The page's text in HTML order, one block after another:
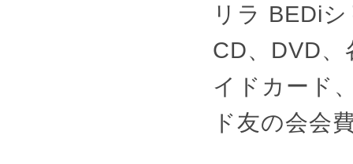
リラ BEDi
CD、DVD
イドカード
ド友の会会